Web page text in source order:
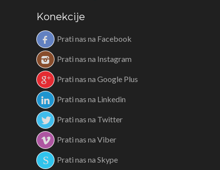
Konekcije
Prati nas na Facebook
Prati nas na Instagram
Prati nas na Google Plus
Prati nas na Linkedin
Prati nas na Twitter
Prati nas na Viber
Prati nas na Skype